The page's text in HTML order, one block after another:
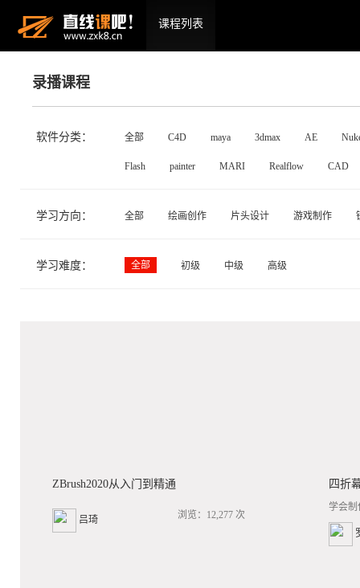
课程列表
录播课程
软件分类： 全部 C4D maya 3dmax AE
Flash painter MARI Realflow CAD
学习方向： 全部 绘画创作 片头设计 游戏制作
学习难度： 全部 初级 中级 高级
ZBrush2020从入门到精通
吕琦 浏览：12,277 次
四折
学会制